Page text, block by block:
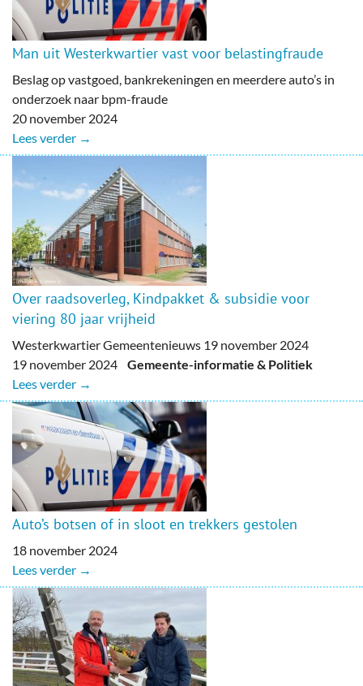
Man uit Westerkwartier vast voor belastingfraude
Beslag op vastgoed, bankrekeningen en meerdere auto’s in
onderzoek naar bpm-fraude
20 november 2024
Lees verder →
Over raadsoverleg, Kindpakket & subsidie voor
viering 80 jaar vrijheid
Westerkwartier Gemeentenieuws 19 november 2024
19 november 2024 Gemeente-informatie & Politiek
Lees verder →
Auto’s botsen of in sloot en trekkers gestolen
18 november 2024
Lees verder →